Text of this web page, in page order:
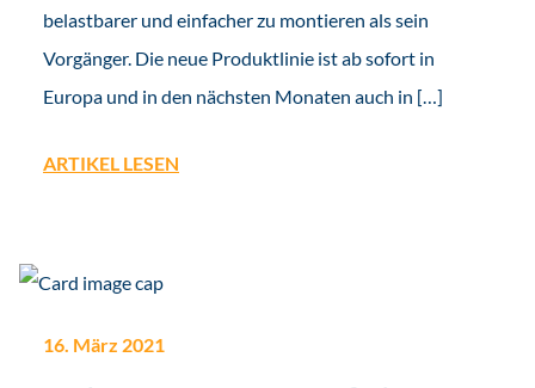
belastbarer und einfacher zu montieren als sein
Vorgänger. Die neue Produktlinie ist ab sofort in
Europa und in den nächsten Monaten auch in […]
ARTIKEL LESEN
16. März 2021